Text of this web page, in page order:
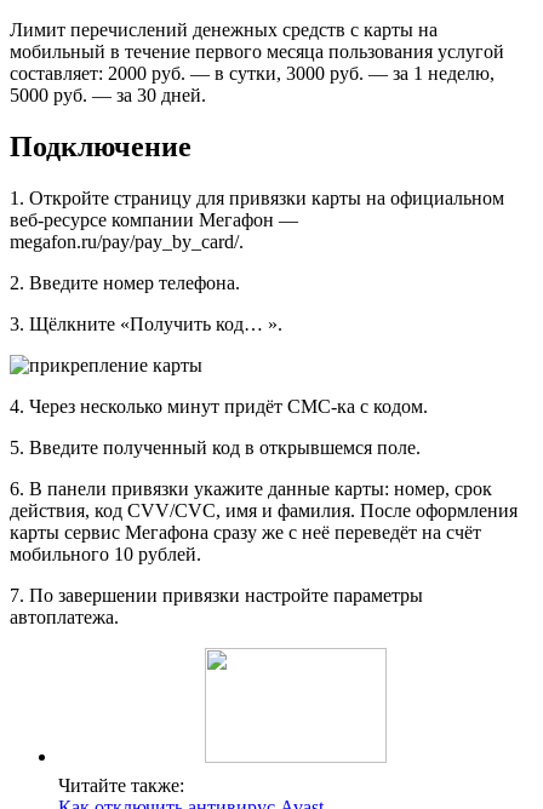
Лимит перечислений денежных средств с карты на
мобильный в течение первого месяца пользования услугой
составляет: 2000 руб. — в сутки, 3000 руб. — за 1 неделю,
5000 руб. — за 30 дней.
Подключение
1. Откройте страницу для привязки карты на официальном
веб-ресурсе компании Мегафон —
megafon.ru/pay/pay_by_card/.
2. Введите номер телефона.
3. Щёлкните «Получить код… ».
4. Через несколько минут придёт СМС-ка с кодом.
5. Введите полученный код в открывшемся поле.
6. В панели привязки укажите данные карты: номер, срок
действия, код CVV/CVC, имя и фамилия. После оформления
карты сервис Мегафона сразу же с неё переведёт на счёт
мобильного 10 рублей.
7. По завершении привязки настройте параметры
автоплатежа.
Читайте также: